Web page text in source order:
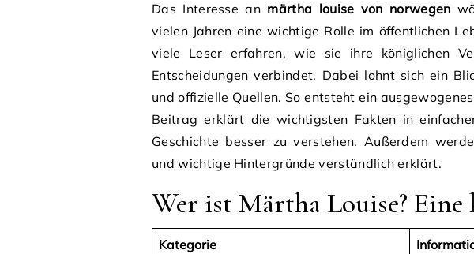
Das Interesse an märtha louise von norwegen
vielen Jahren eine wichtige Rolle im öffentlichen
viele Leser erfahren, wie sie ihre königlichen
Entscheidungen verbindet. Dabei lohnt sich ein
und offizielle Quellen. So entsteht ein
Beitrag erklärt die wichtigsten Fakten in
Geschichte besser zu verstehen. Außerdem
und wichtige Hintergründe verständlich erklärt.
Wer ist Märtha Louise? Eine
Kategorie